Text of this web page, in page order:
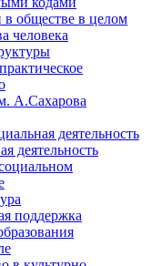
обществе в целом
человека
А.Сахарова
деятельность
деятельность
поддержка